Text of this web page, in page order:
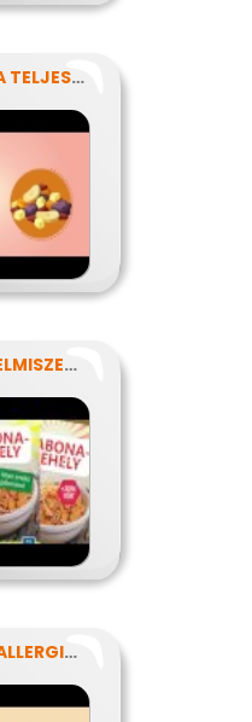
KISÉTKEZÉSEK A TELJESÍTMÉNYÉRT
MIT REJT AZ ÉLELMISZERCÍMKE?
ÉLET TÁPLÁLÉKALLERGIÁVAL